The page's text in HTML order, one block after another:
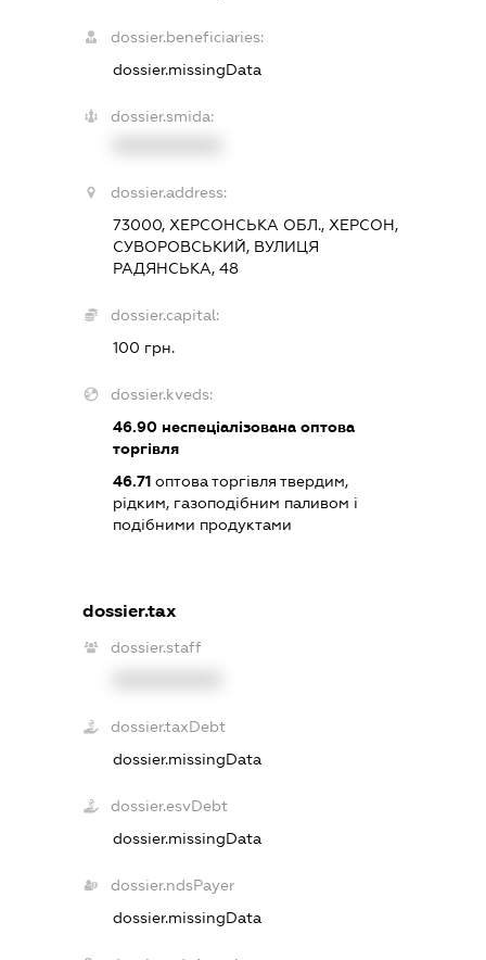
dossier.beneficiaries:
dossier.missingData
dossier.smida:
dossier.address:
73000, ХЕРСОНСЬКА ОБЛ., ХЕРСОН,
СУВОРОВСЬКИЙ, ВУЛИЦЯ
РАДЯНСЬКА, 48
dossier.capital:
100 грн.
dossier.kveds:
46.90неспеціалізована оптова
торгівля
46.71оптова торгівля твердим,
рідким, газоподібним паливом і
подібними продуктами
dossier.tax
dossier.staff
dossier.taxDebt
dossier.missingData
dossier.esvDebt
dossier.missingData
dossier.ndsPayer
dossier.missingData